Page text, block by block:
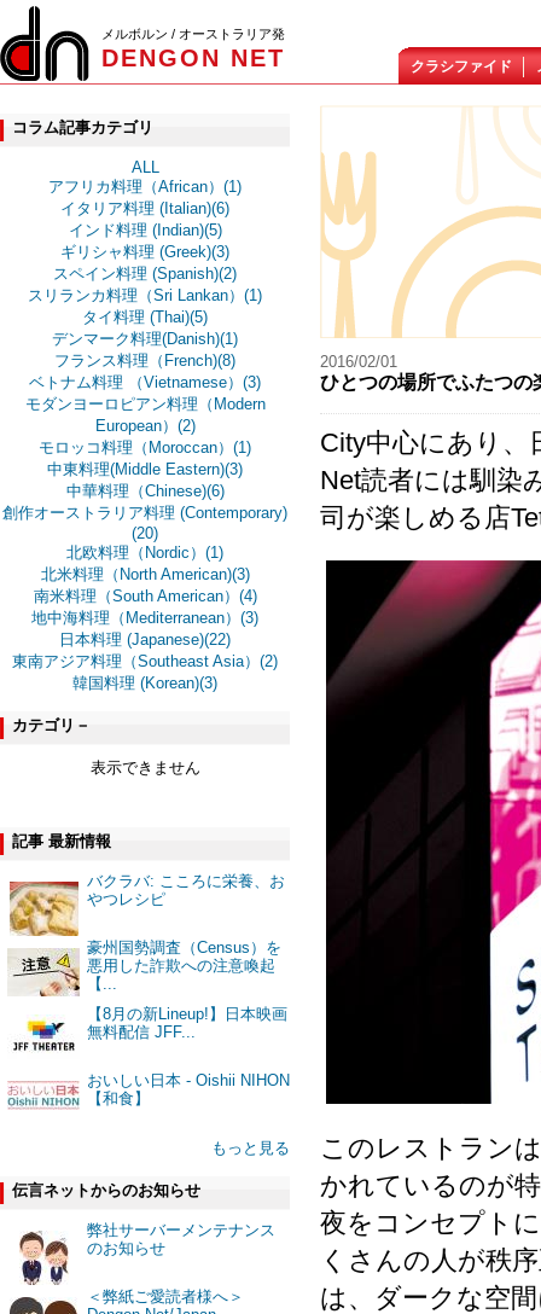
メルボルン / オーストラリア発
DENGON NET クラシファイド
コラム記事カテゴリ
ALL
アフリカ料理（African）(1)
イタリア料理 (Italian)(6)
インド料理 (Indian)(5)
ギリシャ料理 (Greek)(3)
スペイン料理 (Spanish)(2)
スリランカ料理（Sri Lankan）(1)
タイ料理 (Thai)(5)
デンマーク料理(Danish)(1)
フランス料理（French)(8)
ベトナム料理 （Vietnamese）(3)
モダンヨーロピアン料理（Modern
European）(2)
モロッコ料理（Moroccan）(1)
中東料理(Middle Eastern)(3)
中華料理（Chinese)(6)
創作オーストラリア料理 (Contemporary)
(20)
北欧料理（Nordic）(1)
北米料理（North American)(3)
南米料理（South American）(4)
地中海料理（Mediterranean）(3)
日本料理 (Japanese)(22)
東南アジア料理（Southeast Asia）(2)
韓国料理 (Korean)(3)
カテゴリ－
表示できません
記事 最新情報
バクラバ: こころに栄養、お
やつレシピ
豪州国勢調査（Census）を
悪用した詐欺への注意喚起
【...
【8月の新Lineup!】日本映画
無料配信 JFF...
おいしい日本 - Oishii NIHON
【和食】
もっと見る
伝言ネットからのお知らせ
弊社サーバーメンテナンス
のお知らせ
＜弊紙ご愛読者様へ＞
2016/02/01
ひとつの場所でふたつ
City中心にあり、
Net読者には馴染
司が楽しめる店
このレストラン
かれているのが
夜をコンセプト
くさんの人が秩
は、ダークな空